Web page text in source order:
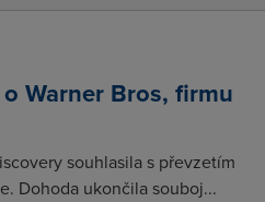
Warner Bros, firmu
souhlasila s převzetím
Dohoda ukončila souboj...